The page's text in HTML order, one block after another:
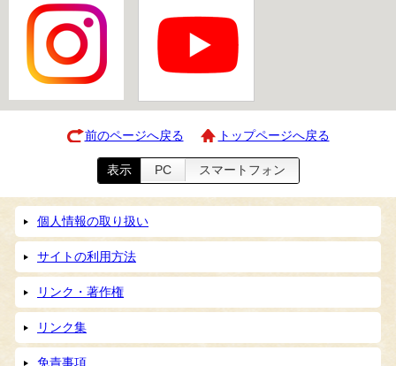
前のページへ戻る トップページへ戻る
表示 PC スマートフォン
個人情報の取り扱い
サイトの利用方法
リンク・著作権
リンク集
免責事項